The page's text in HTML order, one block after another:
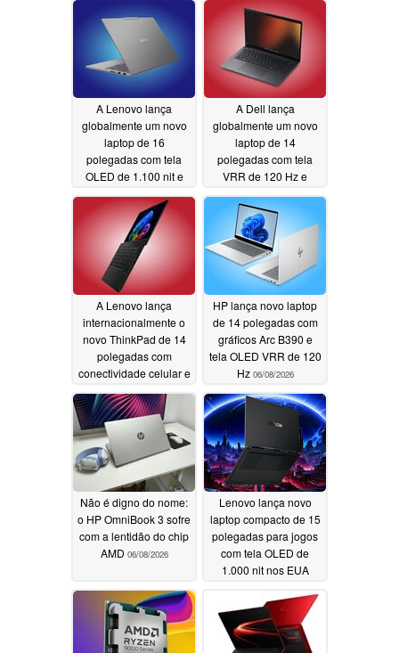
A Lenovo lança
globalmente um novo
laptop de 16
polegadas com tela
OLED de 1.100 nit e
06/09/2026
A Dell lança
globalmente um novo
laptop de 14
polegadas com tela
VRR de 120 Hz e
Zen 506/09/2026
A Lenovo lança
internacionalmente o
novo ThinkPad de 14
polegadas com
conectividade celular e
06/08/2026
HP lança novo laptop
de 14 polegadas com
gráficos Arc B390 e
tela OLED VRR de 120
Hz 06/08/2026
Não é digno do nome:
o HP OmniBook 3 sofre
com a lentidão do chip
AMD 06/08/2026
Lenovo lança novo
laptop compacto de 15
polegadas para jogos
com tela OLED de
1.000 nit nos EUA